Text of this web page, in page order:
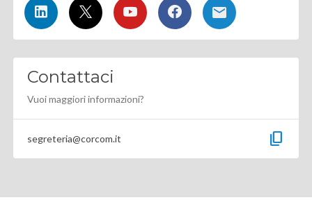
Contattaci
Vuoi maggiori informazioni?
segreteria@corcom.it content_copy